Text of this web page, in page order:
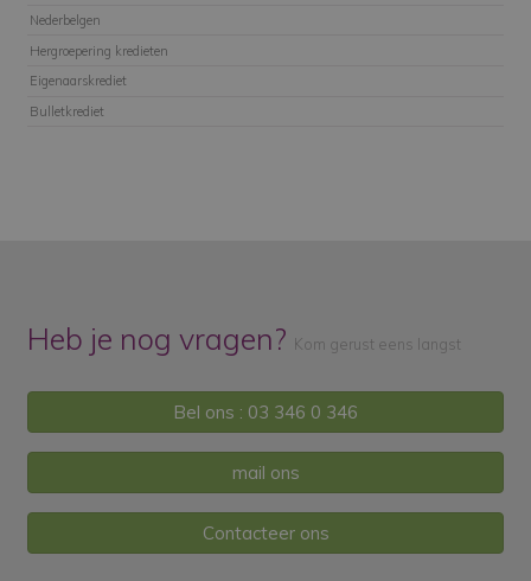
Nederbelgen
Hergroepering kredieten
Eigenaarskrediet
Bulletkrediet
Heb je nog vragen? Kom gerust eens langst
Bel ons : 03 346 0 346
mail ons
Contacteer ons